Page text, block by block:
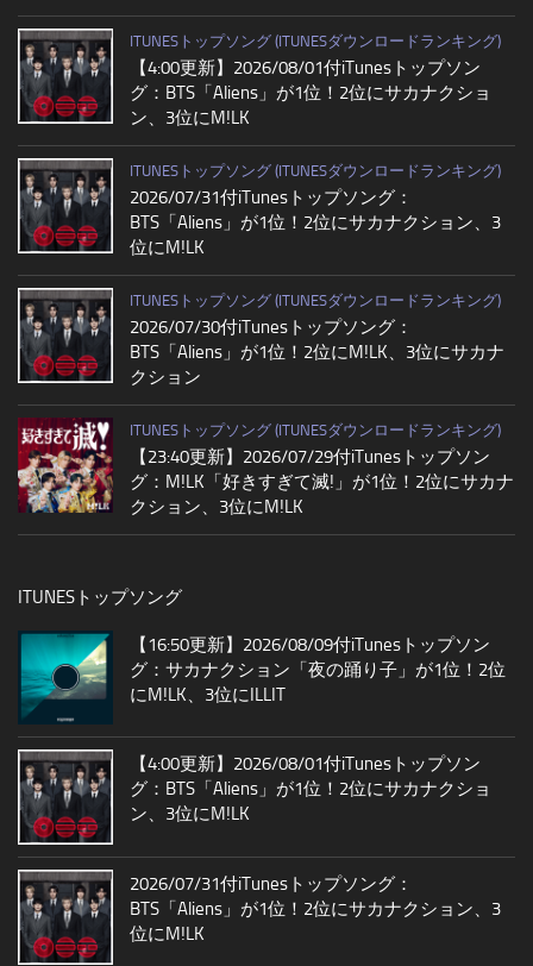
ITUNESトップソング (ITUNESダウンロードランキング)
【4:00更新】2026/08/01付iTunesトップソン
グ：BTS「Aliens」が1位！2位にサカナクショ
ン、3位にM!LK
ITUNESトップソング (ITUNESダウンロードランキング)
2026/07/31付iTunesトップソング：
BTS「Aliens」が1位！2位にサカナクション、3
位にM!LK
ITUNESトップソング (ITUNESダウンロードランキング)
2026/07/30付iTunesトップソング：
BTS「Aliens」が1位！2位にM!LK、3位にサカナ
クション
ITUNESトップソング (ITUNESダウンロードランキング)
【23:40更新】2026/07/29付iTunesトップソン
グ：M!LK「好きすぎて滅!」が1位！2位にサカナ
クション、3位にM!LK
ITUNESトップソング
【16:50更新】2026/08/09付iTunesトップソン
グ：サカナクション「夜の踊り子」が1位！2位
にM!LK、3位にILLIT
【4:00更新】2026/08/01付iTunesトップソン
グ：BTS「Aliens」が1位！2位にサカナクショ
ン、3位にM!LK
2026/07/31付iTunesトップソング：
BTS「Aliens」が1位！2位にサカナクション、3
位にM!LK